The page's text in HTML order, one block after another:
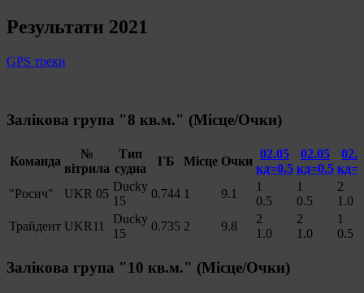
Результати 2021
GPS треки
Залікова група "8 кв.м." (Місце/Очки)
Команда
№
вітрила
Тип
судна
ГБ Місце Очки
02.05
кд=0.5
02.05
кд=0.5
"Росич"
UKR 05
Ducky
15
0.744 1 9.1
1
0.5
1
0.5
2
1.0
Трайдент UKR11
Ducky
15
0.735 2 9.8
2
1.0
2
1.0
1
0.5
Залікова група "10 кв.м." (Місце/Очки)